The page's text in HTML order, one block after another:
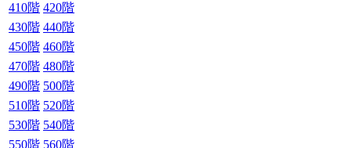
410階 420階
430階 440階
450階 460階
470階 480階
490階 500階
510階 520階
530階 540階
550階 560階